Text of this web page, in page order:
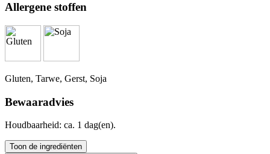
Allergene stoffen
Gluten, Tarwe, Gerst, Soja
Bewaaradvies
Houdbaarheid: ca. 1 dag(en).